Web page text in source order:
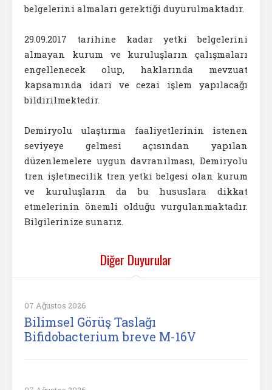
belgelerini almaları gerektiği duyurulmaktadır.
29.09.2017 tarihine kadar yetki belgelerini
almayan kurum ve kuruluşların çalışmaları
engellenecek olup, haklarında mevzuat
kapsamında idari ve cezai işlem yapılacağı
bildirilmektedir.
Demiryolu ulaştırma faaliyetlerinin istenen
seviyeye gelmesi açısından yapılan
düzenlemelere uygun davranılması, Demiryolu
tren işletmecilik tren yetki belgesi olan kurum
ve kuruluşların da bu hususlara dikkat
etmelerinin önemli olduğu vurgulanmaktadır.
Bilgilerinize sunarız.
Diğer Duyurular
07 Ağustos 2026
Bilimsel Görüş Taslağı
Bifidobacterium breve M-16V